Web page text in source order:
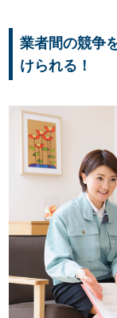
業者間の競争
けられる！